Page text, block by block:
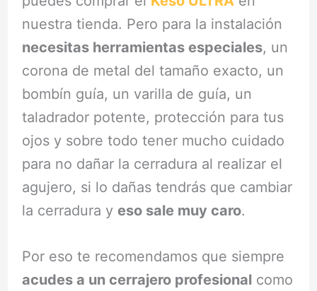
nuestra tienda. Pero para la instalación
necesitas herramientas especiales, un
corona de metal del tamaño exacto, un
bombín guía, un varilla de guía, un
taladrador potente, protección para tus
ojos y sobre todo tener mucho cuidado
para no dañar la cerradura al realizar el
agujero, si lo dañas tendrás que cambiar
la cerradura y eso sale muy caro.
Por eso te recomendamos que siempre
acudes a un cerrajero profesionalcomo